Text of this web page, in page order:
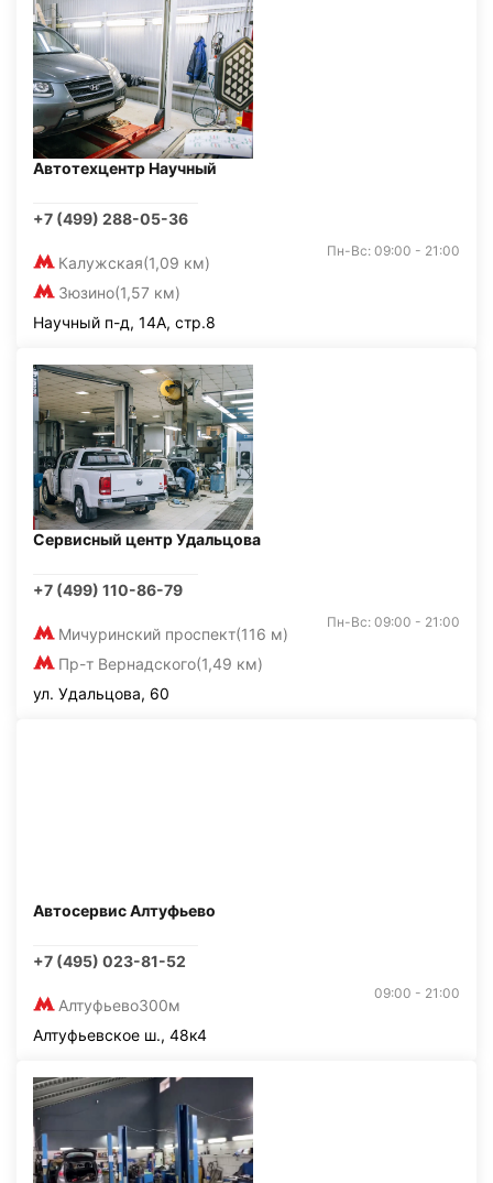
Автотехцентр Научный
+7 (499) 288-05-36
Калужская(1,09 км)
Зюзино(1,57 км)
Пн-Вс: 09:00 - 21:00
Научный п-д, 14А, стр.8
Сервисный центр Удальцова
+7 (499) 110-86-79
Мичуринский проспект(116 м)
Пр-т Вернадского(1,49 км)
Пн-Вс: 09:00 - 21:00
ул. Удальцова, 60
Автосервис Алтуфьево
+7 (495) 023-81-52
Алтуфьево300м
09:00 - 21:00
Алтуфьевское ш., 48к4